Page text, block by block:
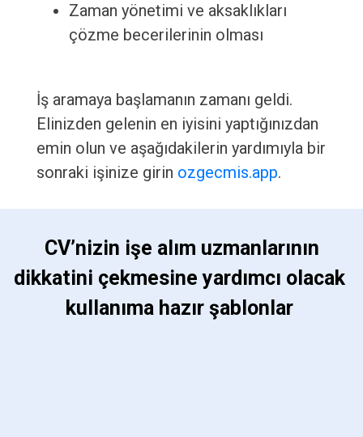
Zaman yönetimi ve aksaklıkları
çözme becerilerinin olması
İş aramaya başlamanın zamanı geldi.
Elinizden gelenin en iyisini yaptığınızdan
emin olun ve aşağıdakilerin yardımıyla bir
sonraki işinize girin ozgecmis.app.
dikkatini çekmesine yardımcı olacak
kullanıma hazır şablonlar